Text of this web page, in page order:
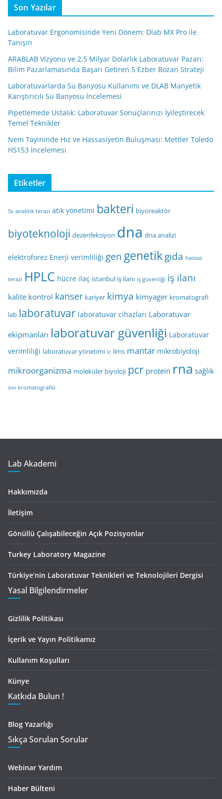
Son Yazılar
Laboratuvar Ergonomisinde Yeni Dönem: Dlab MX Pro ile
Tanışın
ARABLAB Vizyonu ve 2,5 Milyar Dolarlık Laboratuvar Pazarı:
Bilim Pazarlamasında Başarı Getiren 5 Ezber Bozan Strateji
Laboratuvarlarda Su Banyosu Kullanımı ve DLAB Manyetik
Karıştırıcılı Su Banyosu İncelemesi
Pipetlemede Ustalık: Laboratuvar Sonuçlarınızı İyileştirecek
Temel Teknikler
Nem Tayininde Hız ve Hassasiyetin Buluşması: Mettler Toledo
HS153 İncelemesi
Etiketler
5s analitik terazi atık yönetimi bakteri biyoreaktör
biyoteknoloji dezenfeksiyon dna dna analizi
elektroforez Enerji verimliliği gen genetikgıda hassas
terazi HPLC hücre ilaç istanbul iş ilanı iş güvenliği iş ilanı
kalite kontrol kanser kariyer kimya kimyager kromatografi
lab laboratuvar laboratuvar cihazları Laboratuvar
ekipmanları laboratuvar güvenliği Laboratuvar
verimliliği laboratuvar yönetimi lc lims mantar mikrobiyoloji
mikroorganizma moleküler biyoloji pcr protein rna sağlık
sıvı kromatografisi
Lab Akademi
Hakkımızda
İletişim
Gönüllü Çalışabileceğin Açık Pozisyonlar
Turkey Laboratory Magazine
Türkiye’nin Laboratuvar Teknikleri ve Teknolojileri Dergisi
Yasal Bilgilendirmeler
Gizlilik Politikası
İçerik ve Yayın Politikamız
Kullanım Koşulları
Künye
Katkıda Bulun !
Blog Yazarlığı
Sıkça Sorulan Sorular
Webinar Yardım
Haber Bülteni